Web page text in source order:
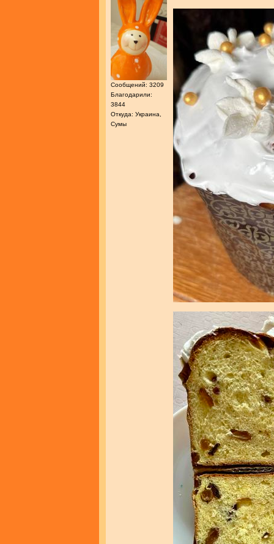
Сообщений: 3209
Благодарили:
3844
Откуда: Украина,
Сумы